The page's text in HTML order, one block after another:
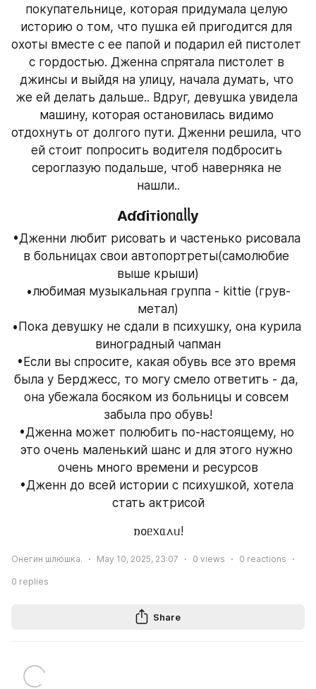
покупательнице, которая придумала целую
историю о том, что пушка ей пригодится для
охоты вместе с ее папой и подарил ей пистолет
с гордостью. Дженна спрятала пистолет в
джинсы и выйдя на улицу, начала думать, что
же ей делать дальше.. Вдруг, девушка увидела
машину, которая остановилась видимо
отдохнуть от долгого пути. Дженни решила, что
ей стоит попросить водителя подбросить
сероглазую подальше, чтоб наверняка не
нашли..
Aɗɗiᴛi᧐ᥒᥲᥣᥣy
•Дженни любит рисовать и частенько рисовала
в больницах свои автопортреты(самолюбие
выше крыши)
•любимая музыкальная группа - kittie (грув-
метал)
•Пока девушку не сдали в психушку, она курила
виноградный чапман
•Если вы спросите, какая обувь все это время
была у Берджесс, то могу смело ответить - да,
она убежала босяком из больницы и совсем
забыла про обувь!
•Дженна может полюбить по-настоящему, но
это очень маленький шанс и для этого нужно
очень много времени и ресурсов
•Дженн до всей истории с психушкой, хотела
стать актрисой
𐌿᧐ᥱ᥊ᥲ᧘ᥙ!
Онегин шлюшка. May 10, 2025, 23:07 0 views 0 reactions
0 replies
Share